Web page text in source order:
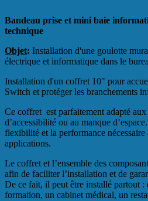
Bandeau prise et mini baie
technique
Objet: Installation d'une goulotte
électrique et informatique dans le
Installation d'un coffret 10" pour
Switch et protéger les branchements
Ce coffret est parfaitement adapté
d’accessibilité ou au manque
flexibilité et la performance
applications.
Le coffret et l’ensemble des
afin de faciliter l’installation et de
De ce fait, il peut être installé partout :
formation, un cabinet médical, un